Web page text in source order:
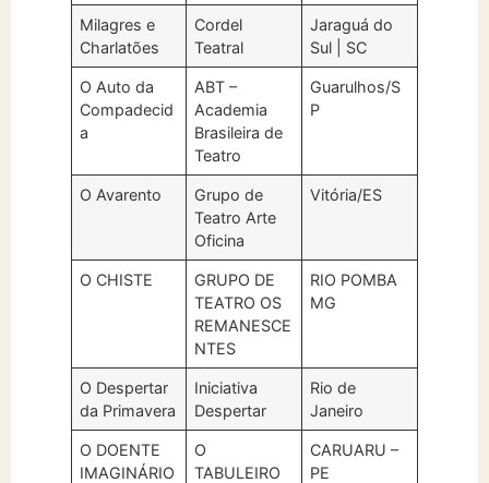
Milagres e
Charlatões
Cordel
Teatral
Jaraguá do
Sul | SC
O Auto da
Compadecid
a
ABT –
Academia
Brasileira de
Teatro
Guarulhos/S
P
O Avarento
Grupo de
Teatro Arte
Oficina
Vitória/ES
O CHISTE
GRUPO DE
TEATRO OS
REMANESCE
NTES
RIO POMBA
MG
O Despertar
da Primavera
Iniciativa
Despertar
Rio de
Janeiro
O DOENTE
IMAGINÁRIO
O
TABULEIRO
CARUARU –
PE